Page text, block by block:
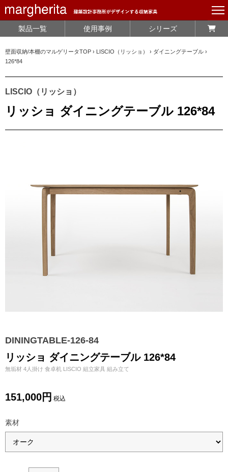
製品一覧 使用事例 シリーズ
壁面収納/本棚のマルゲリータTOP › LISCIO（リッショ） › ダイニングテーブル ›
126*84
LISCIO（リッショ）
リッショ ダイニングテーブル 126*84
DININGTABLE-126-84
リッショ ダイニングテーブル 126*84
無垢材 4人掛け 食卓机 LISCIO 組立家具 組み立て
151,000円 税込
素材